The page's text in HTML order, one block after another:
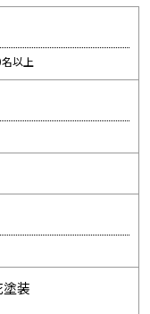
以上
装